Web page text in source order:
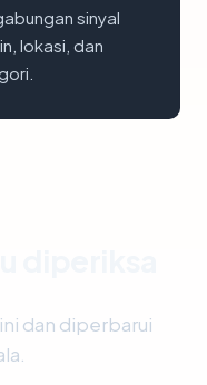
sinyal
lokasi, dan
dan diperbarui